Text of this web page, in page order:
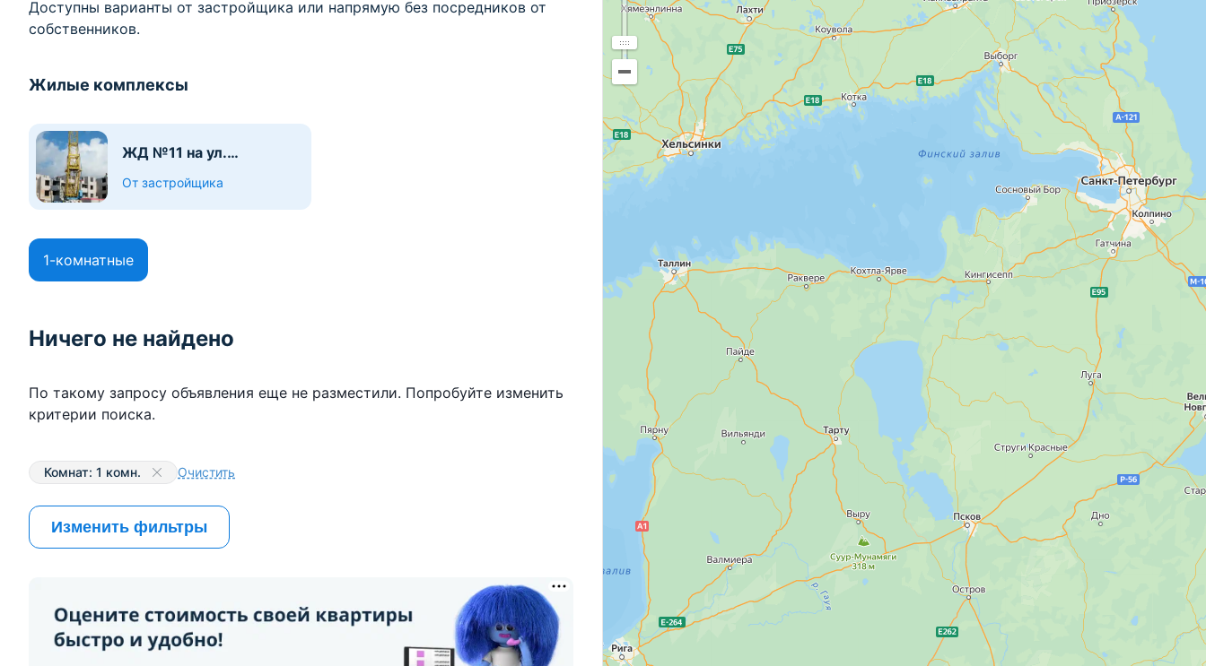
Доступны варианты от застройщика или напрямую без посредников от
собственников.
Жилые комплексы
ЖД №11 на ул.
От застройщика
1-комнатные
Ничего не найдено
По такому запросу объявления еще не разместили. Попробуйте изменить
критерии поиска.
Комнат: 1 комн. Очистить
Изменить фильтры